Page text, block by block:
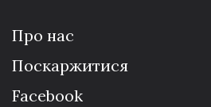
Про нас
Поскаржитися
Facebook